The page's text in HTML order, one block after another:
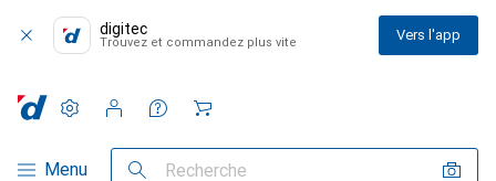
digitec
Trouvez et commandez plus vite Vers l'app
Navigation par catégorie
Menu Recherche
Paramètres
Compte client
Listes de comparaison
Listes d'envies
Panier